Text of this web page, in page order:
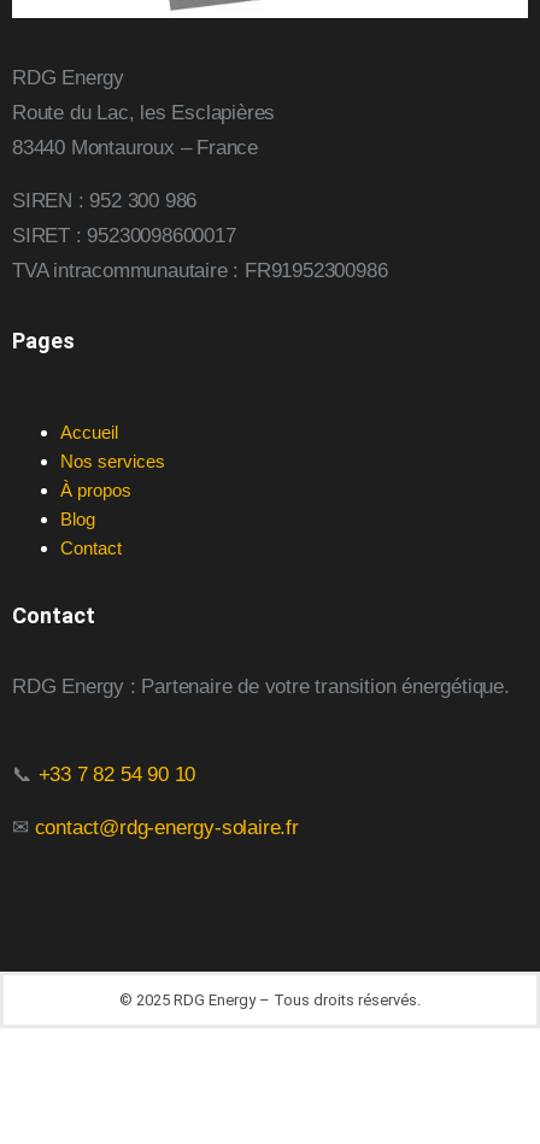
RDG Energy
Route du Lac, les Esclapières
83440 Montauroux – France
SIREN : 952 300 986
SIRET : 95230098600017
TVA intracommunautaire : FR91952300986
Pages
Accueil
Nos services
À propos
Blog
Contact
Contact
RDG Energy : Partenaire de votre transition énergétique.
📞 +33 7 82 54 90 10
✉ contact@rdg-energy-solaire.fr
© 2025 RDG Energy – Tous droits réservés.